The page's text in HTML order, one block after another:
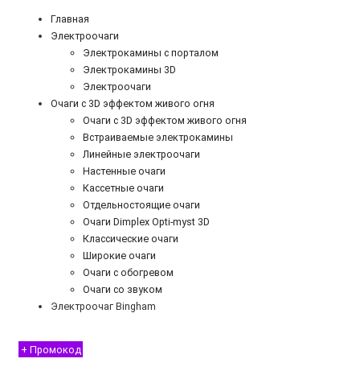
Главная
Электроочаги
Электрокамины с порталом
Электрокамины 3D
Электроочаги
Очаги с 3D эффектом живого огня
Очаги с 3D эффектом живого огня
Встраиваемые электрокамины
Линейные электроочаги
Настенные очаги
Кассетные очаги
Отдельностоящие очаги
Очаги Dimplex Opti-myst 3D
Классические очаги
Широкие очаги
Очаги с обогревом
Очаги со звуком
Электроочаг Bingham
+ Промокод